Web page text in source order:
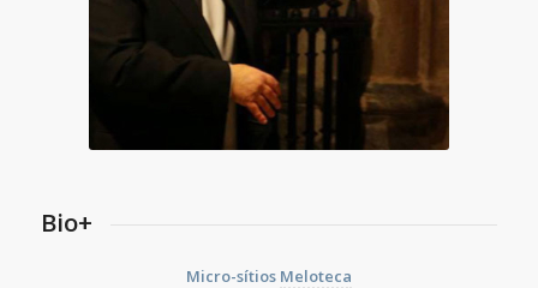
Bio+
Micro-sítios Meloteca